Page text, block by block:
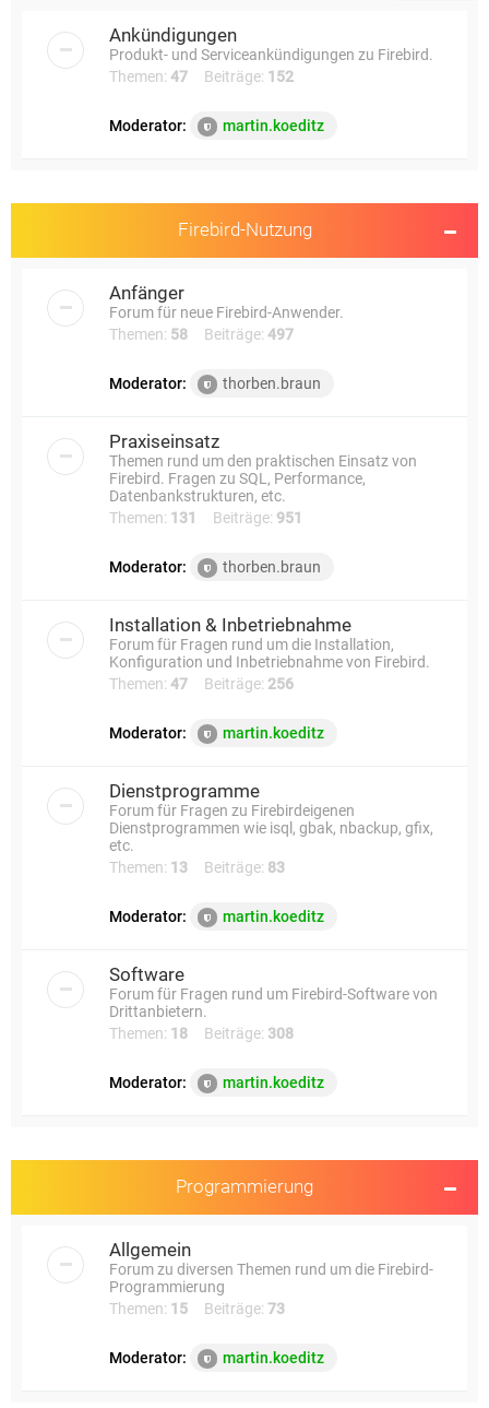
Ankündigungen
Produkt- und Serviceankündigungen zu Firebird.
Themen: 47 Beiträge: 152
Moderator: martin.koeditz
Firebird-Nutzung
Anfänger
Forum für neue Firebird-Anwender.
Themen: 58 Beiträge: 497
Moderator: thorben.braun
Praxiseinsatz
Themen rund um den praktischen Einsatz von
Firebird. Fragen zu SQL, Performance,
Datenbankstrukturen, etc.
Themen: 131 Beiträge: 951
Moderator: thorben.braun
Installation & Inbetriebnahme
Forum für Fragen rund um die Installation,
Konfiguration und Inbetriebnahme von Firebird.
Themen: 47 Beiträge: 256
Moderator: martin.koeditz
Dienstprogramme
Forum für Fragen zu Firebirdeigenen
Dienstprogrammen wie isql, gbak, nbackup, gfix,
etc.
Themen: 13 Beiträge: 83
Moderator: martin.koeditz
Software
Forum für Fragen rund um Firebird-Software von
Drittanbietern.
Themen: 18 Beiträge: 308
Moderator: martin.koeditz
Programmierung
Allgemein
Forum zu diversen Themen rund um die Firebird-
Programmierung
Themen: 15 Beiträge: 73
Moderator: martin.koeditz